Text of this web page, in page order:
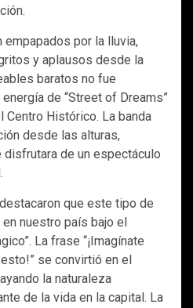
empapados por la lluvia,
y aplausos desde la
baratos no fue
de “Street of Dreams”
Centro Histórico. La banda
desde las alturas,
de un espectáculo
que este tipo de
nuestro país bajo el
La frase “¡Imagínate
se convirtió en el
la naturaleza
de la vida en la capital. La